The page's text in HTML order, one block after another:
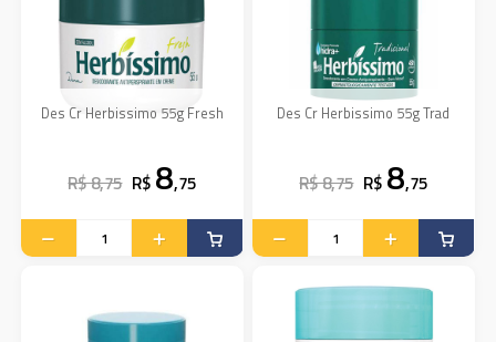
Des Cr Herbissimo 55g Fresh
R$ 8,75 R$ 8,75
Des Cr Herbissimo 55g Trad
R$ 8,75 R$ 8,75